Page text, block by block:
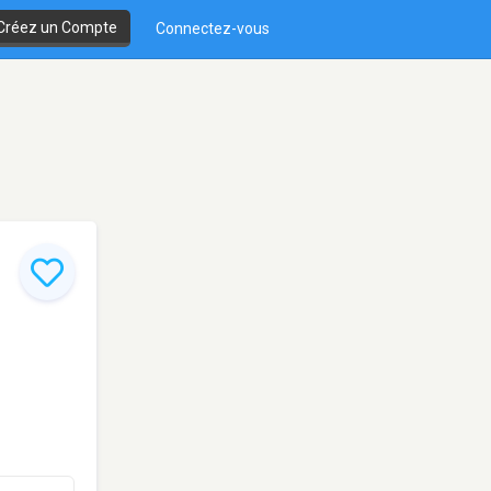
un Compte Connectez-vous